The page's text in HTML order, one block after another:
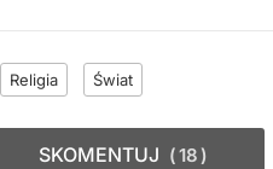
Religia Świat
SKOMENTUJ 18